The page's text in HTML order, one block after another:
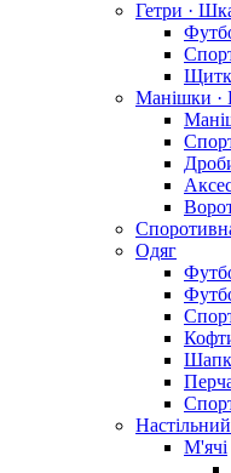
Гетри ·
Манішки ·
Одяг
Настільний
М'ячі